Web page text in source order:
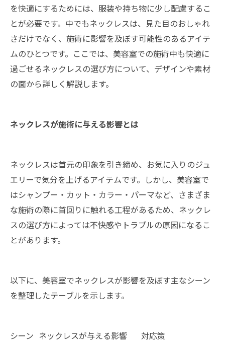
を快適にするためには、服装や持ち物に少し配慮するこ
とが必要です。中でもネックレスは、見た目のおしゃれ
さだけでなく、施術に影響を及ぼす可能性のあるアイテ
ムのひとつです。ここでは、美容室での施術中も快適に
過ごせるネックレスの選び方について、デザインや素材
の面から詳しく解説します。
ネックレスが施術に与える影響とは
ネックレスは首元の印象を引き締め、お気に入りのジュ
エリーで気分を上げるアイテムです。しかし、美容室で
はシャンプー・カット・カラー・パーマなど、さまざま
な施術の際に首回りに触れる工程があるため、ネックレ
スの選び方によっては不快感やトラブルの原因になるこ
とがあります。
以下に、美容室でネックレスが影響を及ぼす主なシーン
を整理したテーブルを示します。
シーン ネックレスが与える影響
対応策